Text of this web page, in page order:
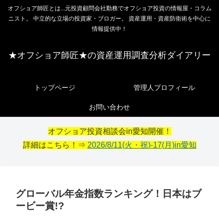
オフショア師匠とは...元投資顧問会社勤務でオフショア投資の情報屋・コラム
ニスト。 中立的な立場の投資家・ブロガー。 資産運用・資産防衛術を中心に
情報提供中！
★オフショア師匠★の資産運用調査分析ダイアリー
トップページ 管理人プロフィール
お問い合わせ
オフショア投資相談会in愛知開催！
詳細はこちら！⇒ 2026/8/11(火・祝)-17(月)in愛知
グローバル年金指数ランキング！日本はブ
ービー賞!?